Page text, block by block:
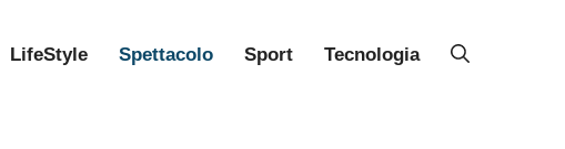
LifeStyle Spettacolo Sport Tecnologia